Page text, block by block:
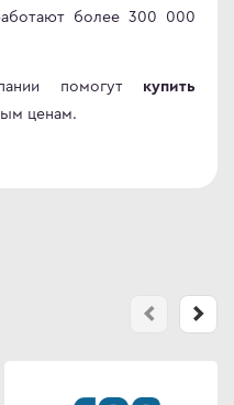
более 300 000
помогут
купить
ценам.